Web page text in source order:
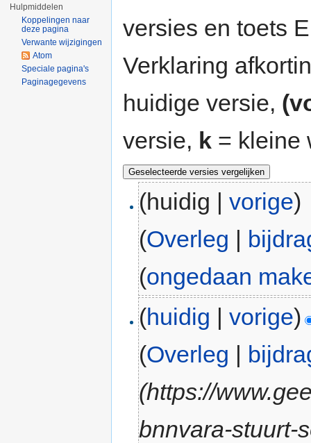
versies en toets
Verklaring
huidige versie,
versie, k = kleine
(huidig |vorige)
(Overleg |
(ongedaan
(huidig |vorige)
(Overleg |
(https://
bnnvara-stuurt-
Hulpmiddelen
Koppelingen naar
deze pagina
Verwante wijzigingen
Atom
Speciale pagina's
Paginagegevens